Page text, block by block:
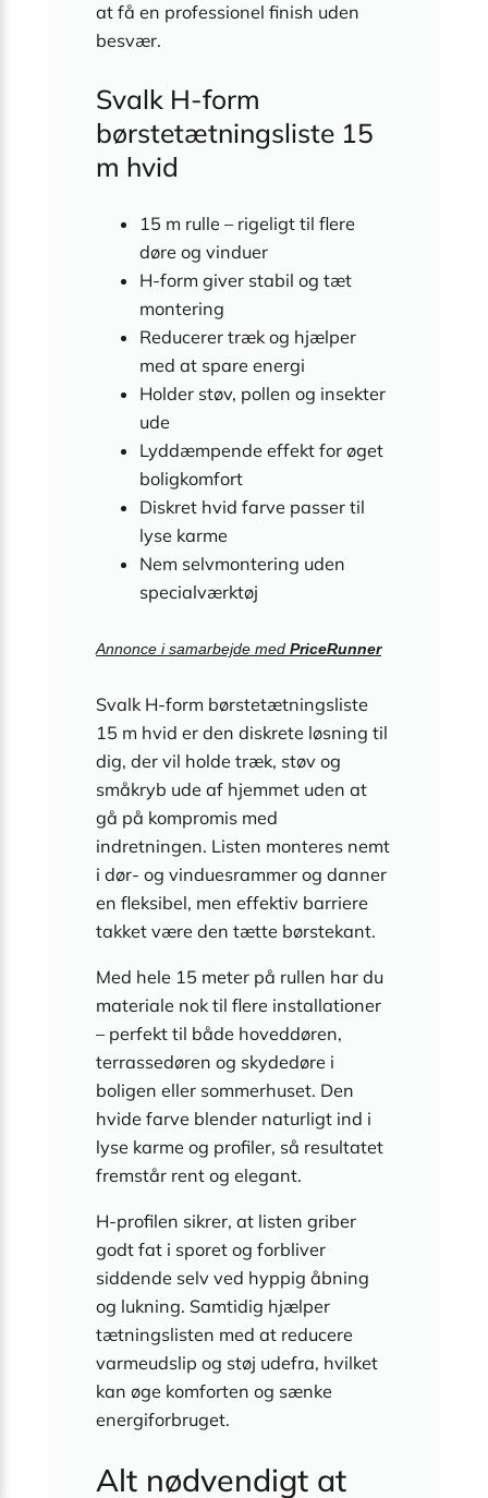
at få en professionel finish uden
besvær.
Svalk H-form
børstetætningsliste 15
m hvid
15 m rulle – rigeligt til flere
døre og vinduer
H-form giver stabil og tæt
montering
Reducerer træk og hjælper
med at spare energi
Holder støv, pollen og insekter
ude
Lyddæmpende effekt for øget
boligkomfort
Diskret hvid farve passer til
lyse karme
Nem selvmontering uden
specialværktøj
Annonce i samarbejde med PriceRunner
Svalk H-form børstetætningsliste
15 m hvid er den diskrete løsning til
dig, der vil holde træk, støv og
småkryb ude af hjemmet uden at
gå på kompromis med
indretningen. Listen monteres nemt
i dør- og vinduesrammer og danner
en fleksibel, men effektiv barriere
takket være den tætte børstekant.
Med hele 15 meter på rullen har du
materiale nok til flere installationer
– perfekt til både hoveddøren,
terrassedøren og skydedøre i
boligen eller sommerhuset. Den
hvide farve blender naturligt ind i
lyse karme og profiler, så resultatet
fremstår rent og elegant.
H-profilen sikrer, at listen griber
godt fat i sporet og forbliver
siddende selv ved hyppig åbning
og lukning. Samtidig hjælper
tætningslisten med at reducere
varmeudslip og støj udefra, hvilket
kan øge komforten og sænke
energiforbruget.
Alt nødvendigt at